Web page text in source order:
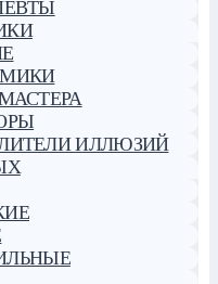
ИЛЛЮЗИЙ